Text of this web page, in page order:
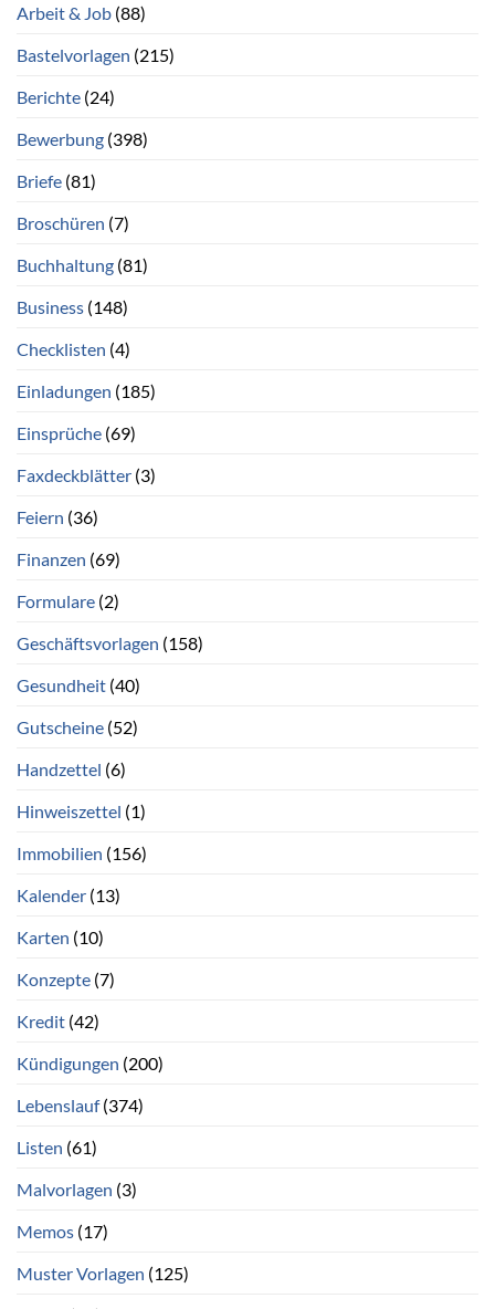
Arbeit & Job (88)
Bastelvorlagen (215)
Berichte (24)
Bewerbung (398)
Briefe (81)
Broschüren (7)
Buchhaltung (81)
Business (148)
Checklisten (4)
Einladungen (185)
Einsprüche (69)
Faxdeckblätter (3)
Feiern (36)
Finanzen (69)
Formulare (2)
Geschäftsvorlagen (158)
Gesundheit (40)
Gutscheine (52)
Handzettel (6)
Hinweiszettel (1)
Immobilien (156)
Kalender (13)
Karten (10)
Konzepte (7)
Kredit (42)
Kündigungen (200)
Lebenslauf(374)
Listen (61)
Malvorlagen (3)
Memos (17)
Muster Vorlagen (125)